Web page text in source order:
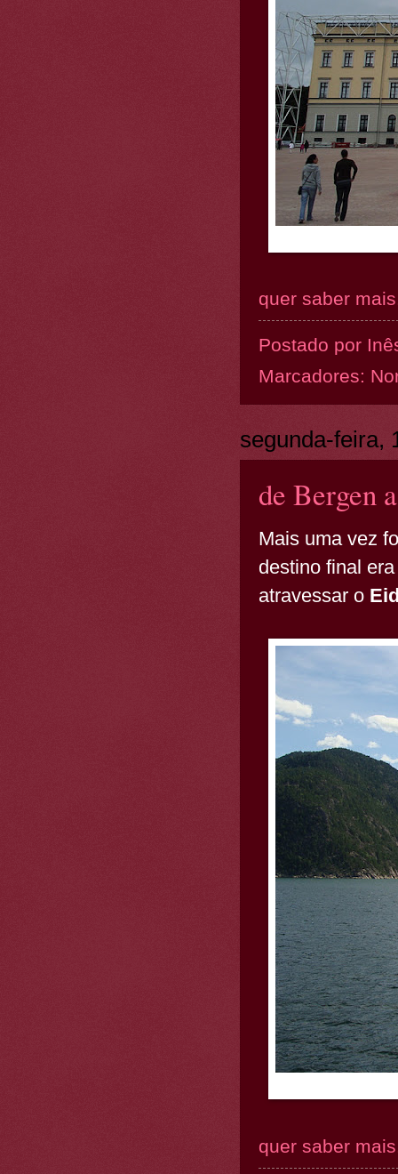
quer saber
Postado por
Marcadores:
segunda-feira,
de Bergen
Mais uma vez
destino final
atravessar o
quer saber